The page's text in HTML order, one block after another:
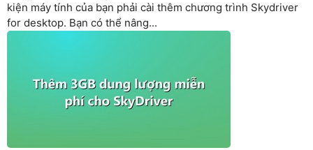
kiện máy tính của bạn phải cài thêm chương trình Skydriver
for desktop. Bạn có thể nâng...